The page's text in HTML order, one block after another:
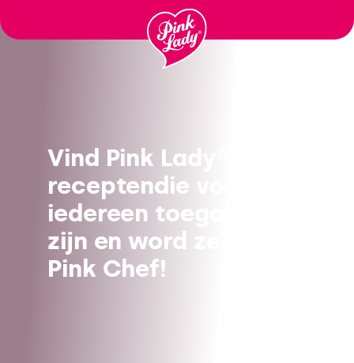
naar
Vind Pink Lady®
receptendie voor
iedereen toegankelijk
zijn en word zelf een
Pink Chef!